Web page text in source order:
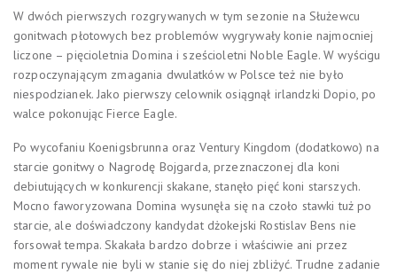
W dwóch pierwszych rozgrywanych w tym sezonie na Służewcu
gonitwach płotowych bez problemów wygrywały konie najmocniej
liczone – pięcioletnia Domina i sześcioletni Noble Eagle. W wyścigu
rozpoczynającym zmagania dwulatków w Polsce też nie było
niespodzianek. Jako pierwszy celownik osiągnął irlandzki Dopio, po
walce pokonując Fierce Eagle.
Po wycofaniu Koenigsbrunna oraz Ventury Kingdom (dodatkowo) na
starcie gonitwy o Nagrodę Bojgarda, przeznaczonej dla koni
debiutujących w konkurencji skakane, stanęło pięć koni starszych.
Mocno faworyzowana Domina wysunęła się na czoło stawki tuż po
starcie, ale doświadczony kandydat dżokejski Rostislav Bens nie
forsował tempa. Skakała bardzo dobrze i właściwie ani przez
moment rywale nie byli w stanie się do niej zbliżyć. Trudne zadanie